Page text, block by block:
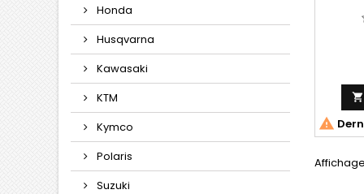
Honda
Husqvarna
Kawasaki
KTM
Kymco
Polaris
Suzuki

